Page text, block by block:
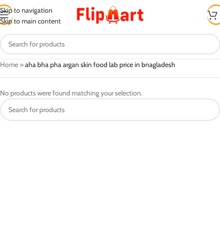
Skip to navigation
Skip to main content
Home »aha bha pha argan skin food lab price in bnagladesh
No products were found matching your selection.